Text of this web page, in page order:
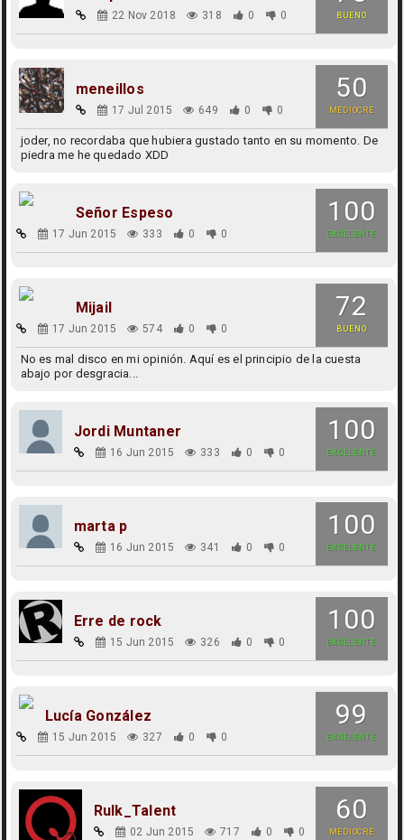
BUENO
22 Nov 2018 318 0 0
50
MEDIOCRE
meneillos
17 Jul 2015 649 0 0
joder, no recordaba que hubiera gustado tanto en su momento. De
piedra me he quedado XDD
100
EXCELENTE
Señor Espeso
17 Jun 2015 333 0 0
72
BUENO
Mijail
17 Jun 2015 574 0 0
No es mal disco en mi opinión. Aquí es el principio de la cuesta
abajo por desgracia...
100
EXCELENTE
Jordi Muntaner
16 Jun 2015 333 0 0
100
EXCELENTE
marta p
16 Jun 2015 341 0 0
100
EXCELENTE
Erre de rock
15 Jun 2015 326 0 0
99
EXCELENTE
Lucía González
15 Jun 2015 327 0 0
60
MEDIOCRE
Rulk_Talent
02 Jun 2015 717 0 0